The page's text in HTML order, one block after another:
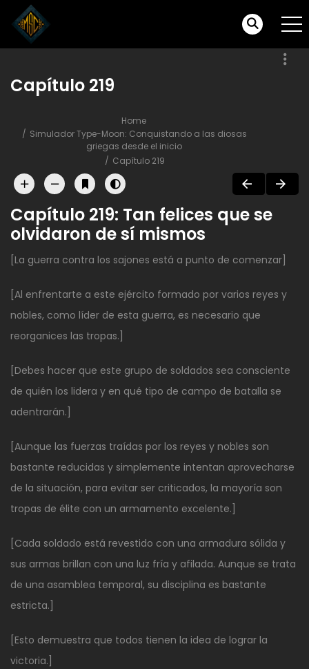
Capítulo 219
Home
Simulador Type-Moon: Conquistando a las diosas
griegas desde el inicio
Capítulo 219
Capítulo 219: Tan felices que se
olvidaron de sí mismos
[La guerra contra los sajones está a punto de comenzar]
[Al enfrentarte a este ejército formado por varios reyes y
nobles, como líder de esta guerra, es necesario que
reorganices las tropas.]
[Debes hacer que este grupo de soldados sea consciente
de quién los lidera y en qué tipo de campo de batalla se
adentrarán.]
[Aunque las fuerzas traídas por los reyes y nobles son
bastante reducidas y simplemente intentan aprovecharse
de la situación, para evitar ser criticados, la mayoría son
tropas de élite con un armamento excelente.]
[Cada soldado está revestido con una armadura sólida y
sus armas brillan con una luz fría y afilada. Aunque se trata
de una asamblea temporal, su disciplina es bastante
estricta.]
[Esto demuestra que todos tienen la idea de lograr la
victoria.]